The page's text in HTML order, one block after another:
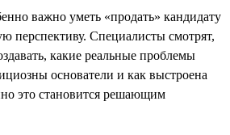
важно уметь «продать» кандидату
перспективу. Специалисты смотрят,
какие реальные проблемы
основатели и как выстроена
это становится решающим